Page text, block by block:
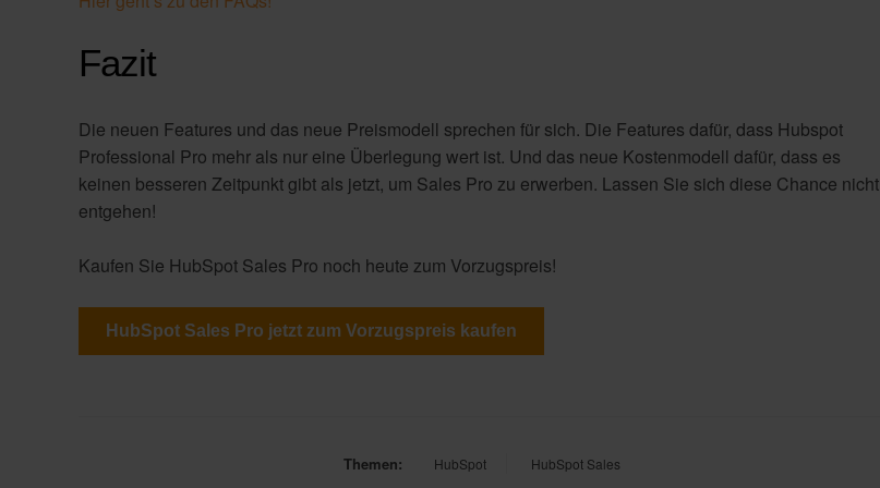
Fazit
Die neuen Features und das neue Preismodell sprechen für sich. Die Features dafür, dass Hubspot
Professional Pro mehr als nur eine Überlegung wert ist. Und das neue Kostenmodell dafür, dass es
keinen besseren Zeitpunkt gibt als jetzt, um Sales Pro zu erwerben. Lassen Sie sich diese Chance nicht
entgehen!
Kaufen Sie HubSpot Sales Pro noch heute zum Vorzugspreis!
HubSpot Sales Pro jetzt zum Vorzugspreis kaufen
Themen: HubSpot HubSpot Sales